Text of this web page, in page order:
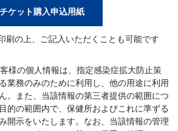
チケット購入申込用紙
刷の上、ご記入いただくことも可能です
様の個人情報は、指定感染症拡大防止策
業務のみのために利用し、他の用途に利用
。また、当該情報の第三者提供の範囲につ
的の範囲内で、保健所およびこれに準ずる
開示をいたします。なお、当該情報の管理